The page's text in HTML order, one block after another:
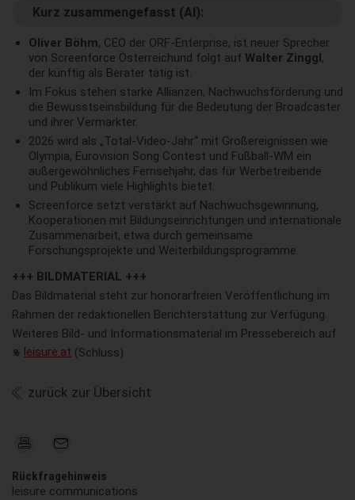
Kurz zusammengefasst (AI):
Oliver Böhm, CEO der ORF-Enterprise, ist neuer Sprecher
von Screenforce Österreichund folgt auf Walter Zinggl ,
der künftig als Berater tätig ist.
Im Fokus stehen starke Allianzen, Nachwuchsförderung und
die Bewusstseinsbildung für die Bedeutung der Broadcaster
und ihrer Vermarkter.
2026 wird als „Total-Video-Jahr“ mit Großereignissen wie
Olympia, Eurovision Song Contest und Fußball-WM ein
außergewöhnliches Fernsehjahr, das für Werbetreibende
und Publikum viele Highlights bietet.
Screenforce setzt verstärkt auf Nachwuchsgewinnung,
Kooperationen mit Bildungseinrichtungen und internationale
Zusammenarbeit, etwa durch gemeinsame
Forschungsprojekte und Weiterbildungsprogramme.
+++ BILDMATERIAL +++
Das Bildmaterial steht zur honorarfreien Veröffentlichung im
Rahmen der redaktionellen Berichterstattung zur Verfügung.
Weiteres Bild- und Informationsmaterial im Pressebereich auf
leisure.at (Schluss)
zurück zur Übersicht
Rückfragehinweis
leisure communications